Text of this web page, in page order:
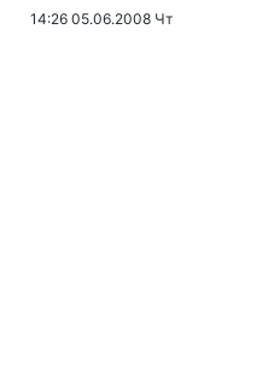
14:26 05.06.2008 Чт